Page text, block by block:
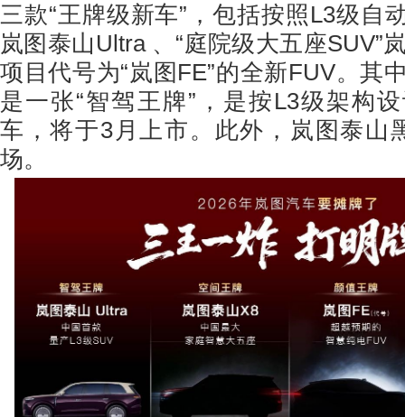
三款“王牌级新车”，包括按照L3级自
岚图泰山Ultra 、“庭院级大五座SUV”
项目代号为“岚图FE”的全新FUV。其
是一张“智驾王牌”，是按L3级架构
车，将于3月上市。此外，岚图泰山
场。